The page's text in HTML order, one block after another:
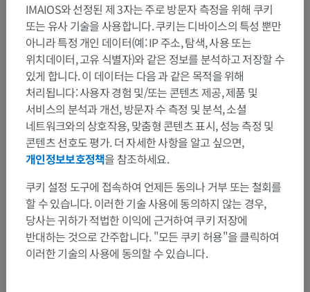
인체 해부학 2
인체 해부학 1
일반해부학> 면, 선, 구역> 인체부위> 팔부위>
팔꿉부위
하위 구조:
팔꿉앞부위
팔꿉뒤부위
동물 비교 해부학
IMAIOS와 선정된 제 3자는 주로 방문자 측정을 위해 쿠키
또는 유사 기술을 사용합니다. 쿠키는 디바이스의 특성 뿐만
아니라 특정 개인 데이터(예: IP 주소, 탐색, 사용 또는
위치데이터, 고유 식별자)와 같은 정보를 분석하고 저장할 수
있게 합니다. 이 데이터는 다음 과 같은 목적을 위해
처리됩니다: 사용자 경험 및/또는 콘텐츠 제공, 제품 및
서비스의 분석과 개선, 방문자 수 측정 및 분석, 소셜
네트워크와의 상호작용, 맞춤형 콘텐츠 표시, 성능 측정 및
콘텐츠 선호도 평가. 더 자세한 사항을 알고 싶으면,
개인정보보호정책을 참조하세요.
쿠키 설정 도구에 접속하여 언제든 동의나 거부 또는 철회를
할 수 있습니다. 이러한 기술 사용에 동의하지 않는 경우,
당사는 귀하가 적법한 이익에 근거하여 쿠키 저장에
반대하는 것으로 간주합니다. "모든 쿠키 허용"을 클릭하여
이러한 기술의 사용에 동의할 수 있습니다.